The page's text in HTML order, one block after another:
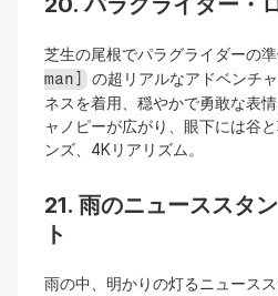
芝生の尾根でパラグライダーの
man] の超リアルなアドベンチ
ネスを着用、穏やかで勇敢な表
ャノピーが広がり、眼下には谷
ンズ、4Kリアリズム。
21. 雨のニューススタ
ト